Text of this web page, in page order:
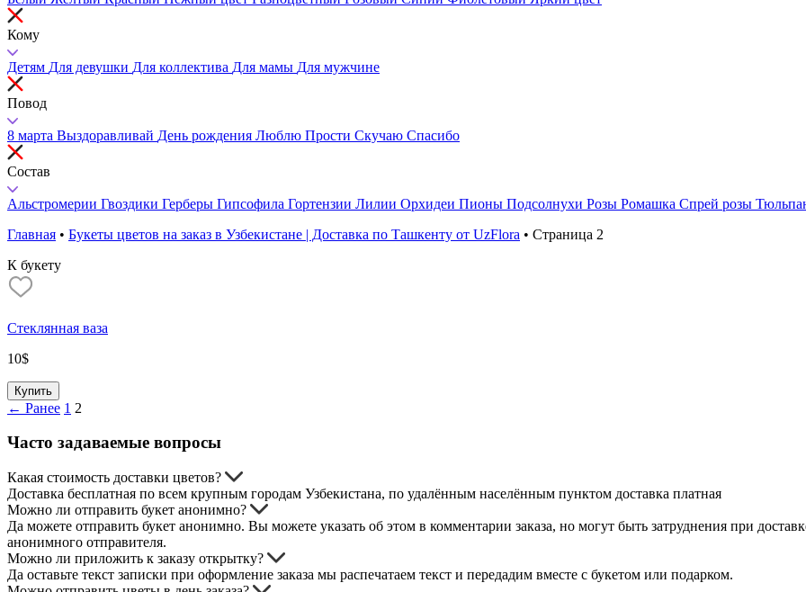
Кому
Детям Для девушки Для коллектива Для мамы Для мужчине
Повод
8 марта Выздоравливай День рождения Люблю Прости Скучаю Спасибо
Состав
Альстромерии Гвоздики Герберы Гипсофила Гортензии Лилии Орхидеи Пионы Подсолнухи Розы Ромашка Спрей розы
Главная • Букеты цветов на заказ в Узбекистане | Доставка по Ташкенту от UzFlora • Страница 2
К букету
Cтеклянная ваза
10$
Купить
← Ранее 1 2
Часто задаваемые вопросы
Какая стоимость доставки цветов?
Доставка бесплатная по всем крупным городам Узбекистана, по удалённым населённым пунктом доставка платная
Можно ли отправить букет анонимно?
Да можете отправить букет анонимно. Вы можете указать об этом в комментарии заказа, но могут быть затруднения при
анонимного отправителя.
Можно ли приложить к заказу открытку?
Да оставьте текст записки при оформление заказа мы распечатаем текст и передадим вместе с букетом или подарком.